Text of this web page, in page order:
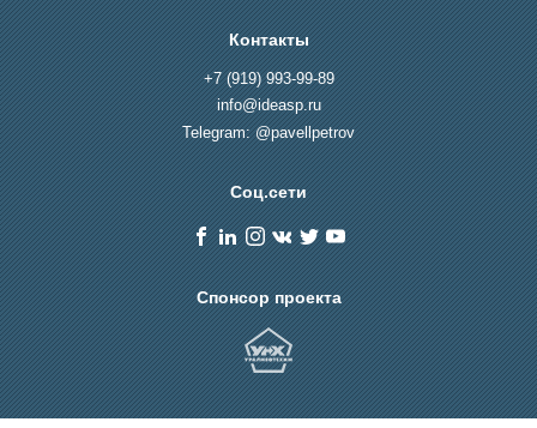
Контакты
+7 (919) 993-99-89
info@ideasp.ru
Telegram: @pavellpetrov
Соц.сети
Спонсор проекта